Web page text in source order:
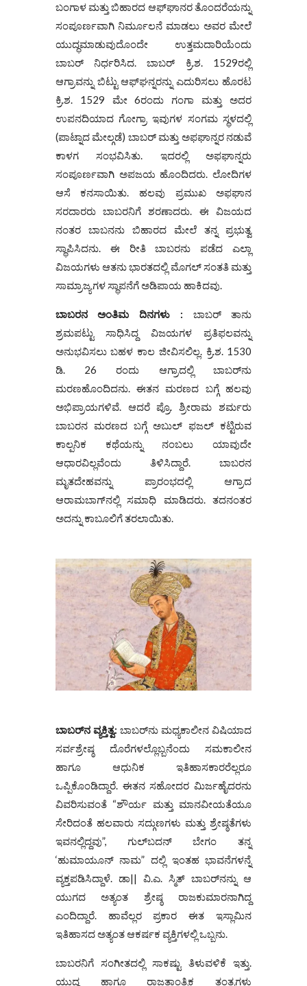
ಬಂಗಾಳ ಮತ್ತು ಬಿಹಾರದ ಆಫ್‌ಘಾನರ ತೊಂದರೆಯನ್ನು
ಸಂಪೂರ್ಣವಾಗಿ ನಿರ್ಮೂಲನೆ ಮಾಡಲು ಅವರ ಮೇಲೆ
ಯುದ್ಧಮಾಡುವುದೊಂದೇ ಉತ್ತಮದಾರಿಯೆಂದು
ಬಾಬರ್ ನಿರ್ಧರಿಸಿದ. ಬಾಬರ್ ಕ್ರಿ.ಶ. 1529ರಲ್ಲಿ
ಆಗ್ರಾವನ್ನು ಬಿಟ್ಟು ಆಫ್‌ಘನ್ನರನ್ನು ಎದುರಿಸಲು ಹೊರಟ
ಕ್ರಿ.ಶ. 1529 ಮೇ 6ರಂದು ಗಂಗಾ ಮತ್ತು ಅದರ
ಉಪನದಿಯಾದ ಗೋಗ್ರಾ ಇವುಗಳ ಸಂಗಮ ಸ್ಥಳದಲ್ಲಿ
(ಪಾಟ್ನಾದ ಮೇಲ್ಗಡೆ) ಬಾಬರ್ ಮತ್ತು ಅಫಘಾನ್ನರ ನಡುವೆ
ಕಾಳಗ ಸಂಭವಿಸಿತು. ಇದರಲ್ಲಿ ಅಫಘಾನ್ನರು
ಸಂಪೂರ್ಣವಾಗಿ ಅಪಜಯ ಹೊಂದಿದರು. ಲೋದಿಗಳ
ಆಸೆ ಕನಸಾಯಿತು. ಹಲವು ಪ್ರಮುಖ ಅಫಘಾನ
ಸರದಾರರು ಬಾಬರನಿಗೆ ಶರಣಾದರು. ಈ ವಿಜಯದ
ನಂತರ ಬಾಬನನು ಬಿಹಾರದ ಮೇಲೆ ತನ್ನ ಪ್ರಭುತ್ವ
ಸ್ಥಾಪಿಸಿದನು. ಈ ರೀತಿ ಬಾಬರನು ಪಡೆದ ಎಲ್ಲಾ
ವಿಜಯಗಳು ಆತನು ಭಾರತದಲ್ಲಿ ಮೊಗಲ್ ಸಂತತಿ ಮತ್ತು
ಸಾಮ್ರಾಜ್ಯಗಳ ಸ್ಥಾಪನೆಗೆ ಅಡಿಪಾಯ ಹಾಕಿದವು.
ಬಾಬರನ ಅಂತಿಮ ದಿನಗಳು : ಬಾಬರ್ ತಾನು
ಶ್ರಮಪಟ್ಟು ಸಾಧಿಸಿದ್ದ ವಿಜಯಗಳ ಪ್ರತಿಫಲವನ್ನು
ಅನುಭವಿಸಲು ಬಹಳ ಕಾಲ ಜೀವಿಸಲಿಲ್ಲ. ಕ್ರಿ.ಶ. 1530
ಡಿ. 26 ರಂದು ಆಗ್ರಾದಲ್ಲಿ ಬಾಬರ್‌ನು
ಮರಣಹೊಂದಿದನು. ಈತನ ಮರಣದ ಬಗ್ಗೆ ಹಲವು
ಅಭಿಪ್ರಾಯಗಳಿವೆ. ಆದರೆ ಪ್ರೊ. ಶ್ರೀರಾಮ ಶರ್ಮರು
ಬಾಬರನ ಮರಣದ ಬಗ್ಗೆ ಅಬುಲ್ ಫಜಲ್ ಕಟ್ಟಿರುವ
ಕಾಲ್ಪನಿಕ ಕಥೆಯನ್ನು ನಂಬಲು ಯಾವುದೇ
ಆಧಾರವಿಲ್ಲವೆಂದು ತಿಳಿಸಿದ್ದಾರೆ. ಬಾಬರನ
ಮೃತದೇಹವನ್ನು ಪ್ರಾರಂಭದಲ್ಲಿ ಆಗ್ರಾದ
ಆರಾಮಬಾಗ್‌ನಲ್ಲಿ ಸಮಾಧಿ ಮಾಡಿದರು. ತದನಂತರ
ಅದನ್ನು ಕಾಬೂಲಿಗೆ ತರಲಾಯಿತು.
ಬಾಬರ್‌ನ ವ್ಯಕ್ತಿತ್ವ: ಬಾಬರ್‌ನು ಮಧ್ಯಕಾಲೀನ ವಿಷಿಯಾದ
ಸರ್ವಶ್ರೇಷ್ಠ ದೊರೆಗಳಲ್ಲೊಬ್ಬನೆಂದು ಸಮಕಾಲೀನ
ಹಾಗೂ ಆಧುನಿಕ ಇತಿಹಾಸಕಾರರೆಲ್ಲರೂ
ಒಪ್ಪಿಕೊಂಡಿದ್ದಾರೆ. ಈತನ ಸಹೋದರ ಮಿರ್ಜಹೈದರನು
ವಿವರಿಸುವಂತೆ “ಶೌರ್ಯ ಮತ್ತು ಮಾನವೀಯತೆಯೂ
ಸೇರಿದಂತೆ ಹಲವಾರು ಸದ್ಗುಣಗಳು ಮತ್ತು ಶ್ರೇಷ್ಠತೆಗಳು
ಇವನಲ್ಲಿದ್ದವು”, ಗುಲ್‌ಬದನ್ ಬೇಗಂ ತನ್ನ
‘ಹುಮಾಯೂನ್‌ ನಾಮ” ದಲ್ಲಿ ಇಂತಹ ಭಾವನೆಗಳನ್ನೆ
ವ್ಯಕ್ತಪಡಿಸಿದ್ದಾಳೆ. ಡಾ|| ವಿ.ಎ. ಸ್ಮಿತ್ ಬಾಬರ್‌ನನ್ನು ಆ
ಯುಗದ ಅತ್ಯಂತ ಶ್ರೇಷ್ಠ ರಾಜಕುಮಾರನಾಗಿದ್ದ
ಎಂದಿದ್ದಾರೆ. ಹಾವೆಲ್ಲರ ಪ್ರಕಾರ ಈತ ಇಸ್ಲಾಮಿನ
ಇತಿಹಾಸದ ಅತ್ಯಂತ ಆಕರ್ಷಕ ವ್ಯಕ್ತಿಗಳಲ್ಲಿ ಒಬ್ಬನು.
ಬಾಬರನಿಗೆ ಸಂಗೀತದಲ್ಲಿ ಸಾಕಷ್ಟು ತಿಳುವಳಿಕೆ ಇತ್ತು.
ಯುದ್ಧ ಹಾಗೂ ರಾಜತಾಂತ್ರಿಕ ತಂತ್ರಗಳು